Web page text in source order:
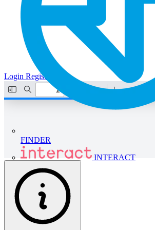
FINDER
INTERACT
Login Registrati